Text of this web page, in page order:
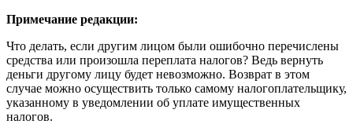
Примечание редакции:
Что делать, если другим лицом были ошибочно перечислены
средства или произошла переплата налогов? Ведь вернуть
деньги другому лицу будет невозможно. Возврат в этом
случае можно осуществить только самому налогоплательщику,
указанному в уведомлении об уплате имущественных
налогов.